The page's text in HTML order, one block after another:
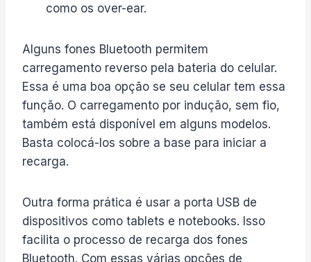
como os over-ear.
Alguns fones Bluetooth permitem
carregamento reverso pela bateria do celular.
Essa é uma boa opção se seu celular tem essa
função. O carregamento por indução, sem fio,
também está disponível em alguns modelos.
Basta colocá-los sobre a base para iniciar a
recarga.
Outra forma prática é usar a porta USB de
dispositivos como tablets e notebooks. Isso
facilita o processo de recarga dos fones
Bluetooth. Com essas várias opções de